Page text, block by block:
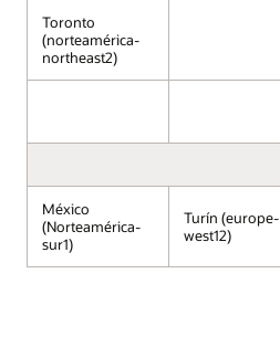
Cloud.
Los
servicios
Cloud,
Gemini,
Vertex
AI,
Developer
Portal,
Toronto
(norteamérica-
northeast2)
México
(Norteamérica-
sur1)
Turín (europe-
west12)